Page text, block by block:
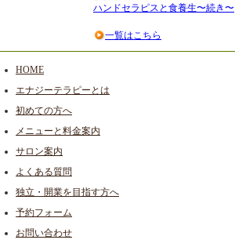
ハンドセラピスと食養生〜続き〜
一覧はこちら
HOME
エナジーテラピーとは
初めての方へ
メニューと料金案内
サロン案内
よくある質問
独立・開業を目指す方へ
予約フォーム
お問い合わせ